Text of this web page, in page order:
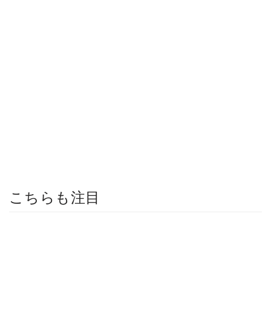
こちらも注目